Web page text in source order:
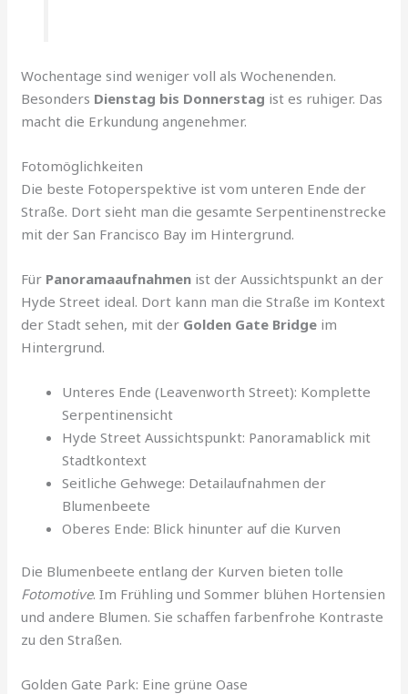
Wochentage sind weniger voll als Wochenenden.
Besonders Dienstag bis Donnerstag ist es ruhiger. Das
macht die Erkundung angenehmer.
Fotomöglichkeiten
Die beste Fotoperspektive ist vom unteren Ende der
Straße. Dort sieht man die gesamte Serpentinenstrecke
mit der San Francisco Bay im Hintergrund.
Für Panoramaaufnahmen ist der Aussichtspunkt an der
Hyde Street ideal. Dort kann man die Straße im Kontext
der Stadt sehen, mit der Golden Gate Bridge im
Hintergrund.
Unteres Ende (Leavenworth Street): Komplette
Serpentinensicht
Hyde Street Aussichtspunkt: Panoramablick mit
Stadtkontext
Seitliche Gehwege: Detailaufnahmen der
Blumenbeete
Oberes Ende: Blick hinunter auf die Kurven
Die Blumenbeete entlang der Kurven bieten tolle
Fotomotive. Im Frühling und Sommer blühen Hortensien
und andere Blumen. Sie schaffen farbenfrohe Kontraste
zu den Straßen.
Golden Gate Park: Eine grüne Oase